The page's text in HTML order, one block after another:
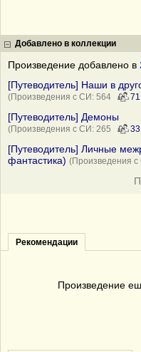
Добавлено в коллекции
Произведение добавлено в
[Путеводитель] Наши в
(Произведения с СИ: 564 71
[Путеводитель] Демоны
(Произведения с СИ: 265 33
[Путеводитель] Личные
фантастика) (Произведения
Рекомендации
Произведение